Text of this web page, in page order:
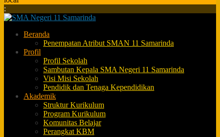
:
Beranda
Penempatan Atribut SMAN 11 Samarinda
Profil
Profil Sekolah
Sambutan Kepala SMA Negeri 11 Samarinda
Visi Misi Sekolah
Pendidik dan Tenaga Kependidikan
Akademik
Struktur Kurikulum
Program Kurikulum
Komunitas Belajar
Perangkat KBM